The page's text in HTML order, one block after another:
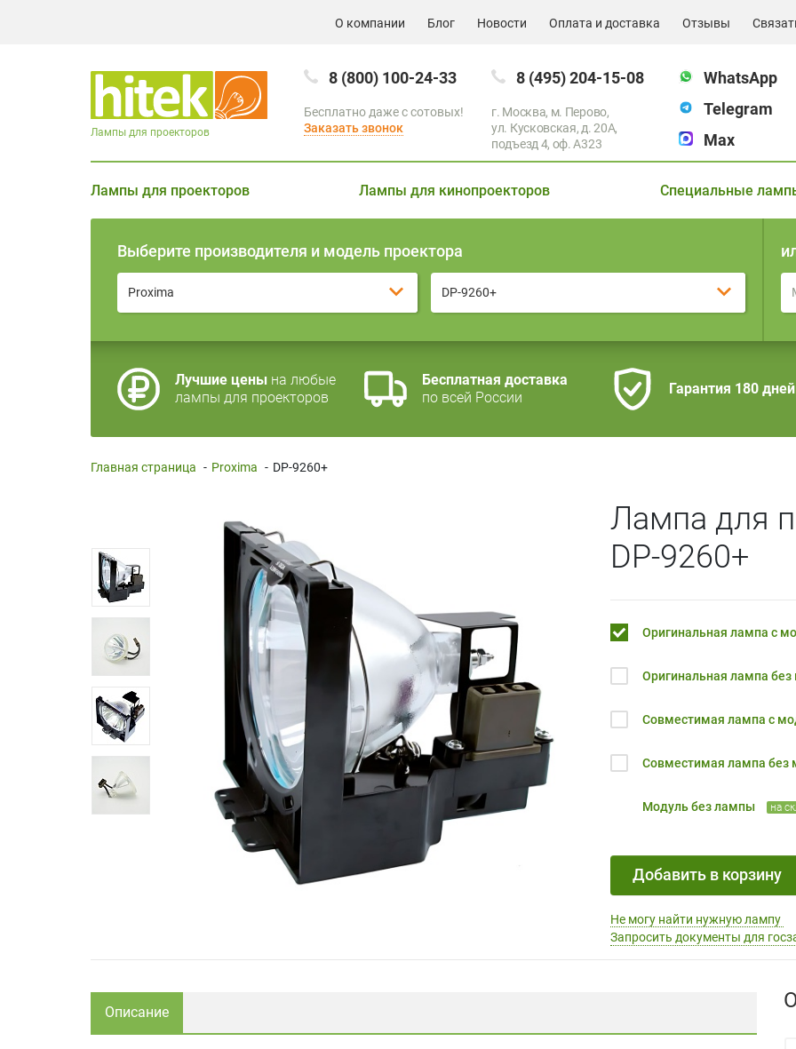
О компании Блог Новости Оплата и доставка Отзывы
8 (800) 100-24-33
Бесплатно даже с сотовых!
Заказать звонок
8 (495) 204-15-08
г. Москва, м. Перово,
ул. Кусковская, д. 20А,
подъезд 4, оф. A323
WhatsApp
Telegram
Max
Лампы для проекторов
Лампы для проекторов Лампы для кинопроекторов Специальные
Выберите производителя и модель проектора
Proxima DP-9260+
Лучшие цены на любые
лампы для проекторов
Бесплатная доставка
по всей России
Гарантия 180 дней
Главная страница - Proxima - DP-9260+
Лампа для
DP-9260+
Оригинальная лампа с
Оригинальная лампа без
Совместимая лампа с
Совместимая лампа без
Модуль без лампы на
Добавить в корзину
Не могу найти нужную лампу
Запросить документы для
Описание